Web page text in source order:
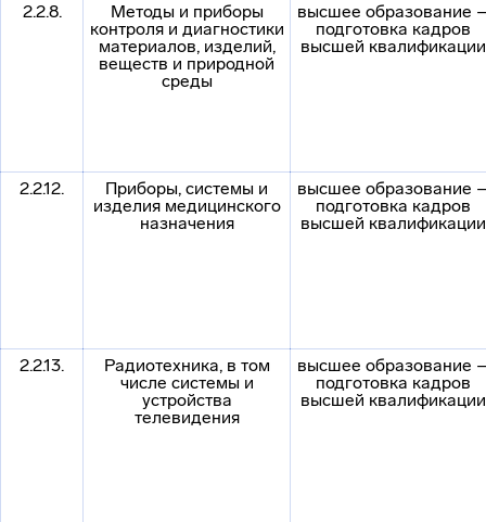
2.2.8.
Методы и приборы
контроля и диагностики
материалов, изделий,
веществ и природной
среды
высшее образование
подготовка кадров
высшей квалификации
2.2.12.
Приборы, системы и
изделия медицинского
назначения
высшее образование
подготовка кадров
высшей квалификации
2.2.13.
Радиотехника, в том
числе системы и
устройства
телевидения
высшее образование
подготовка кадров
высшей квалификации